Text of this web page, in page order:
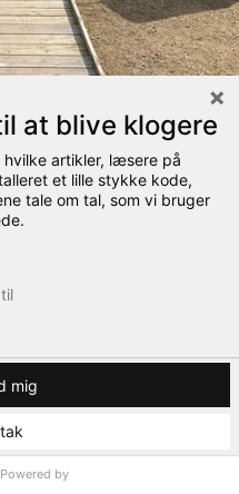
at blive klogere
artikler, læsere på
et lille stykke kode,
tale om tal, som vi bruger
mig
Powered by